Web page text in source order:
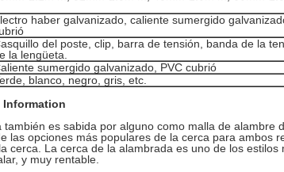
haber galvanizado, caliente sumergido
del poste, clip, barra de tensión, banda de la
la lengüeta.
sumergido galvanizado, PVC cubrió
blanco, negro, gris, etc.
Information
es sabida por alguno como malla de alambre
las opciones más populares de la cerca para ambos
cerca. La cerca de la alambrada es uno de los estilos
y muy rentable.